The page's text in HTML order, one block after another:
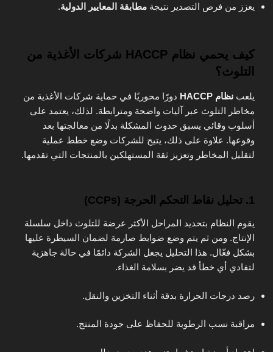
يعزز من فرص التصدير نتيجة مطابقة المعايير الدولية.
كيف يحمي نظام HACCP شركات الأغذية من
التلوث؟
يلعب نظام HACCP
دورًا محوريًا في حماية شركات الأغذية من
مخاطر التلوث عبر آليات واضحة ومترابطة. لذلك، يعتمد على
أسلوب وقائي يسبق حدوث المشكلة بدلًا من معالجتها بعد
وقوعها. علاوة على ذلك، يتيح للشركات وضع خطط عملية
لتقليل المخاطر وتعزيز ثقة المستهلكين بالمنتجات التي تقدمها.
1. تحليل نقاط التحكم الحرجة (CCPs)
يقوم النظام بتحديد المراحل الأكثر عرضة للتلوث داخل سلسلة
الإنتاج. ومن ثم يتم وضع ضوابط صارمة لضمان السيطرة عليها
بشكل فعّال. هذا التحليل يجعل الشركة دائمًا في حالة جاهزية
لتفادي أي خطأ قد يضر بسلامة الغذاء.
رصد درجات الحرارة بدقة أثناء التخزين والنقل.
مراقبة نسب الرطوبة للحفاظ على جودة المنتج.